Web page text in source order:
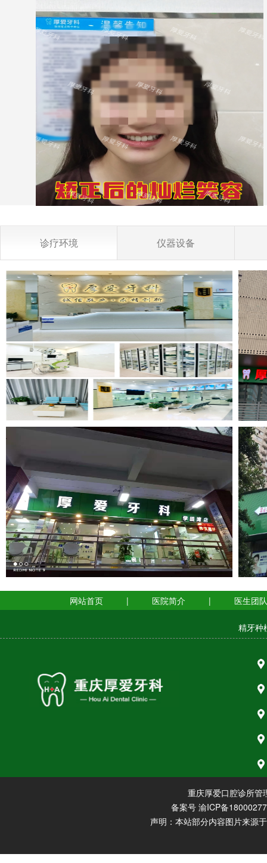
诊疗环境 仪器设备
网站首页 | 医院简介 | 医生团队
精牙种
重庆厚爱口腔诊所管
备案号 渝ICP备
声明：本站部分内容图片来源